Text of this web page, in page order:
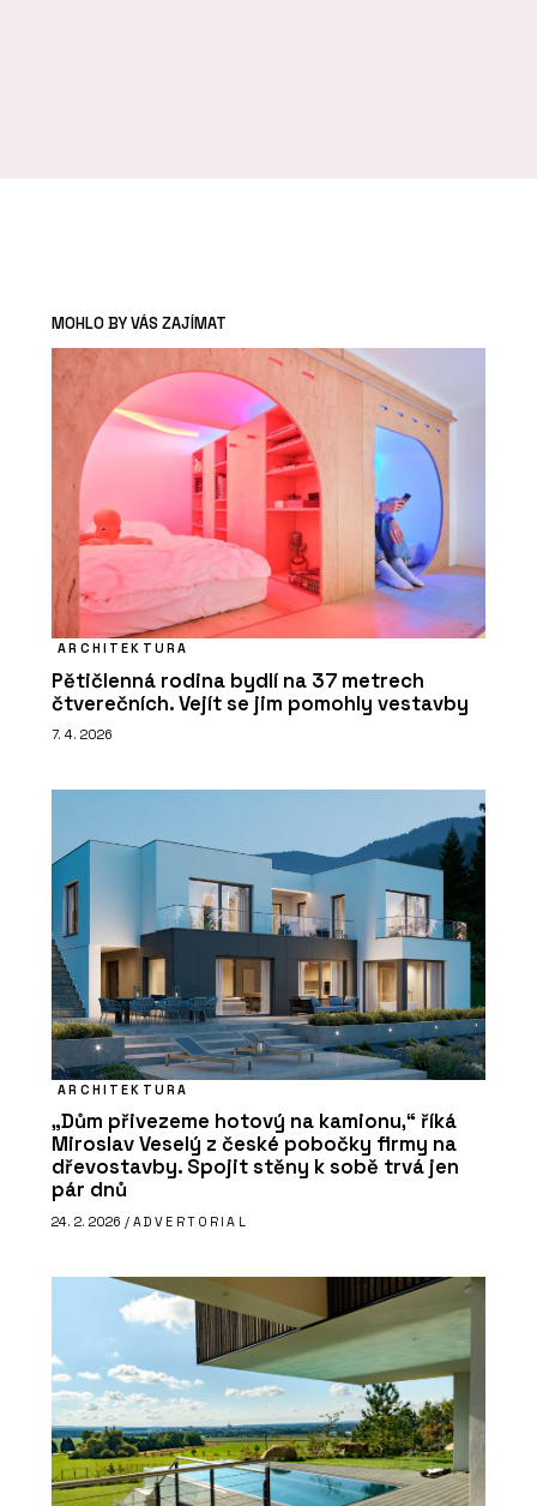
MOHLO BY VÁS ZAJÍMAT
ARCHITEKTURA
Pětičlenná rodina bydlí na 37 metrech
čtverečních. Vejít se jim pomohly vestavby
7. 4. 2026
ARCHITEKTURA
„Dům přivezeme hotový na kamionu,“ říká
Miroslav Veselý z české pobočky firmy na
dřevostavby. Spojit stěny k sobě trvá jen
pár dnů
24. 2. 2026 / ADVERTORIAL